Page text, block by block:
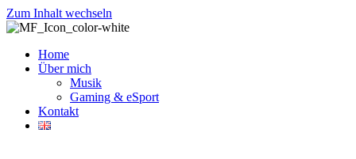
Zum Inhalt wechseln
Home
Über mich
Musik
Gaming & eSport
Kontakt